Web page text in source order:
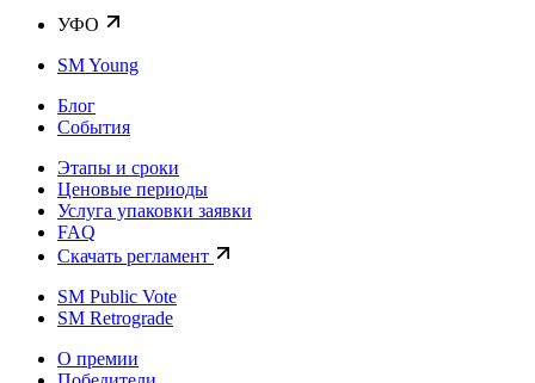
УФО
SM Young
Блог
События
Этапы и сроки
Ценовые периоды
Услуга упаковки заявки
FAQ
Скачать регламент
SM Public Vote
SM Retrograde
О премии